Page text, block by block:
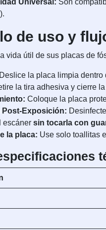
Universal: Son
de uso y
vida útil de sus placas de
Deslice la placa limpia
la tira adhesiva y cierre
Coloque la placa
Post-Exposición:
escáner sin tocarla con
la placa: Use solo toallitas